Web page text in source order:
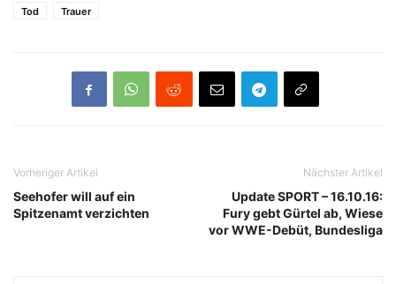
Tod
Trauer
Vorheriger Artikel
Seehofer will auf ein
Spitzenamt verzichten
Nächster Artikel
Update SPORT – 16.10.16:
Fury gebt Gürtel ab, Wiese
vor WWE-Debüt, Bundesliga